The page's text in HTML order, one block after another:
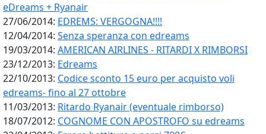
eDreams + Ryanair
27/06/2014: EDREMS: VERGOGNA!!!!
12/04/2014: Senza speranza con edreams
19/03/2014: AMERICAN AIRLINES - RITARDI X RIMBORSI
23/12/2013: Edreams
22/10/2013: Codice sconto 15 euro per acquisto voli
edreams- fino al 27 ottobre
11/03/2013: Ritardo Ryanair (eventuale rimborso)
18/07/2012: COGNOME CON APOSTROFO su edreams